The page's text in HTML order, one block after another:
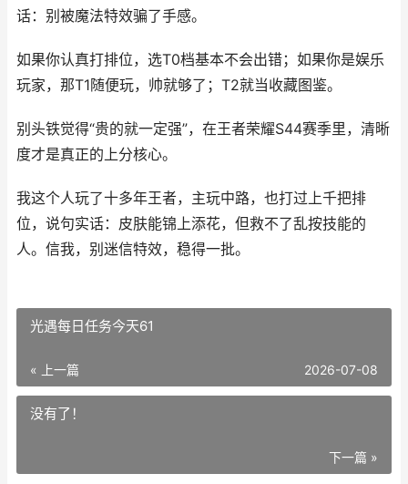
话：别被魔法特效骗了手感。
如果你认真打排位，选T0档基本不会出错；如果你是娱乐
玩家，那T1随便玩，帅就够了；T2就当收藏图鉴。
别头铁觉得“贵的就一定强”，在王者荣耀S44赛季里，清晰
度才是真正的上分核心。
我这个人玩了十多年王者，主玩中路，也打过上千把排
位，说句实话：皮肤能锦上添花，但救不了乱按技能的
人。信我，别迷信特效，稳得一批。
光遇每日任务今天61
« 上一篇 2026-07-08
没有了！
下一篇 »